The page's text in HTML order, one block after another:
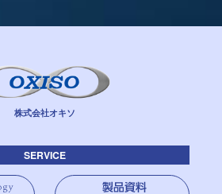
株式会社オキソ
SERVICE